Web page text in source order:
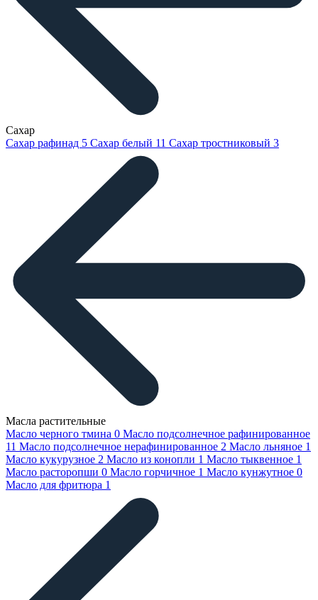
Сахар
Сахар рафинад 5 Сахар белый 11 Сахар тростниковый 3
Масла растительные
Масло черного тмина 0 Масло подсолнечное рафинированное
11 Масло подсолнечное нерафинированное 2 Масло льняное 1
Масло кукурузное 2 Масло из конопли 1 Масло тыквенное 1
Масло расторопши 0 Масло горчичное 1 Масло кунжутное 0
Масло для фритюра 1